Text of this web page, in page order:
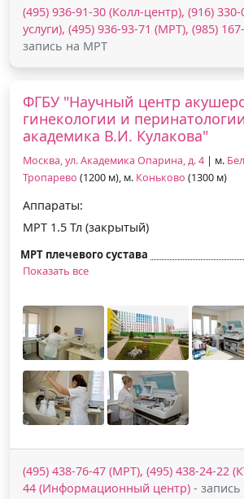
(495) 936-91-30 (Колл-центр), (916)
услуги), (495) 936-93-71 (МРТ), (985)
запись на МРТ
ФГБУ "Научный центр
гинекологии и
академика В.И. Кулакова"
Москва, ул. Академика Опарина, д. 4 | м.
Тропарево (1200 м), м. Коньково (1300 м)
Аппараты:
МРТ 1.5 Тл (закрытый)
МРТ плечевого сустава
Показать все
(495) 438-76-47 (МРТ), (495) 438-24-22
44 (Информационный центр) -